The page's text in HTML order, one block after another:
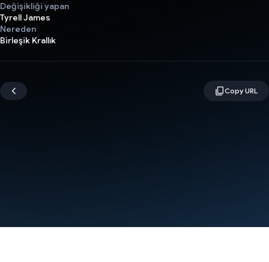
Değişikliği yapan
Tyrell James
Nereden
Birleşik Krallık